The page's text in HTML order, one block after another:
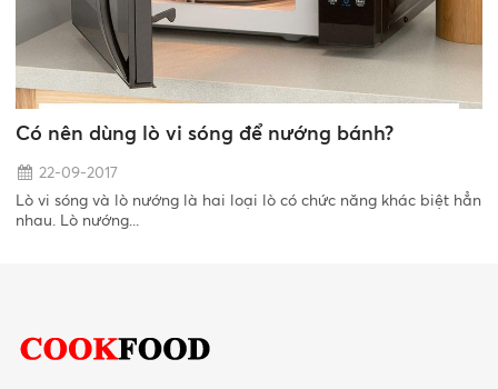
Có nên dùng lò vi sóng để nướng bánh?
22-09-2017
Lò vi sóng và lò nướng là hai loại lò có chức năng khác biệt hẳn
nhau. Lò nướng...